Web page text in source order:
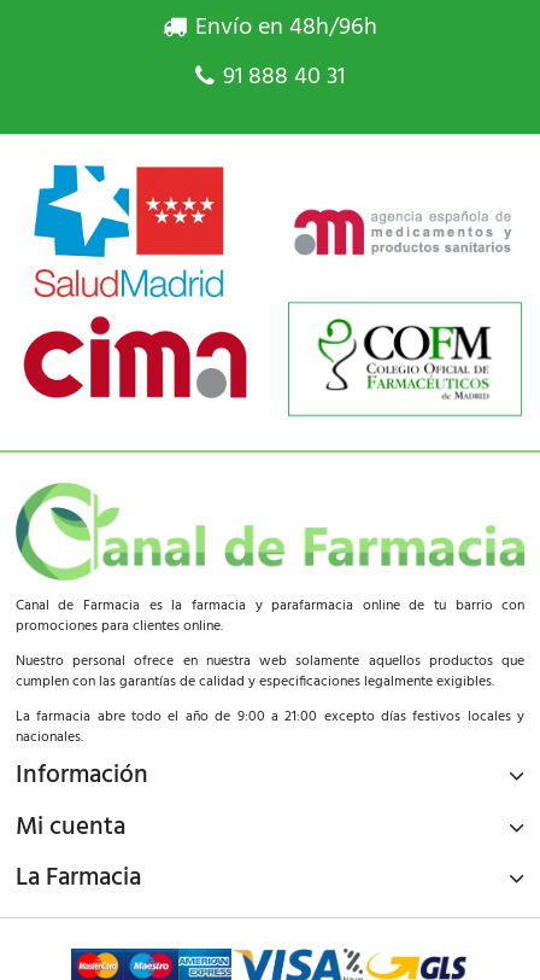
Envío en 48h/96h
91 888 40 31
Canal de Farmacia es la farmacia y parafarmacia online de tu barrio con
promociones para clientes online.
Nuestro personal ofrece en nuestra web solamente aquellos productos que
cumplen con las garantías de calidad y especificaciones legalmente exigibles.
La farmacia abre todo el año de 9:00 a 21:00 excepto días festivos locales y
nacionales.
Información
Mi cuenta
La Farmacia